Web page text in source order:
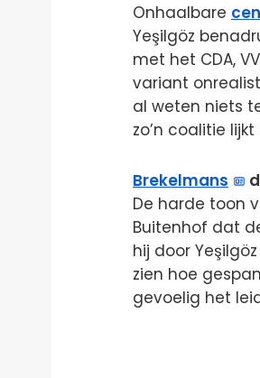
Onhaalbare
Yeşilgöz
met het CDA,
variant
al weten niets
zo’n coalitie
Brekelmans
De harde toon
Buitenhof dat
hij door
zien hoe
gevoelig het